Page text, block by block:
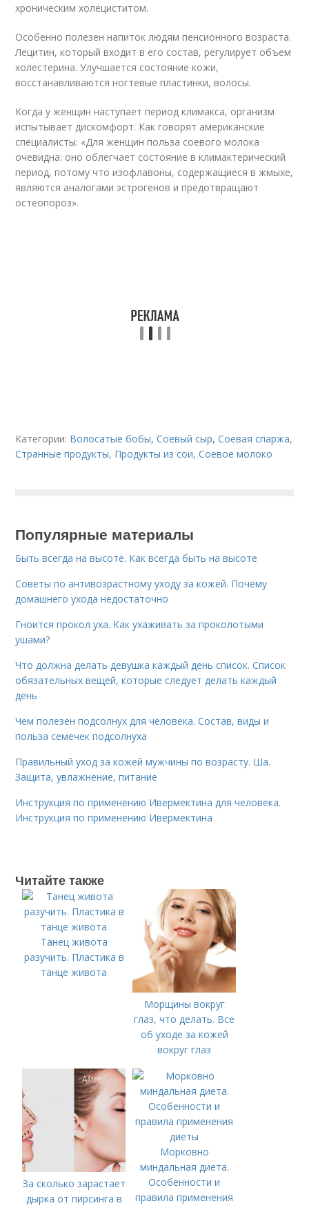
хроническим холециститом.
Особенно полезен напиток людям пенсионного возраста.
Лецитин, который входит в его состав, регулирует объем
холестерина. Улучшается состояние кожи,
восстанавливаются ногтевые пластинки, волосы.
Когда у женщин наступает период климакса, организм
испытывает дискомфорт. Как говорят американские
специалисты: «Для женщин польза соевого молока
очевидна: оно облегчает состояние в климактерический
период, потому что изофлавоны, содержащиеся в жмыхе,
являются аналогами эстрогенов и предотвращают
остеопороз».
Категории: Волосатые бобы,Соевый сыр,Соевая спаржа,
Странные продукты, Продукты из сои,Соевое молоко
Популярные материалы
Быть всегда на высоте. Как всегда быть на высоте
Советы по антивозрастному уходу за кожей. Почему
домашнего ухода недостаточно
Гноится прокол уха. Как ухаживать за проколотыми
ушами?
Что должна делать девушка каждый день список. Список
обязательных вещей, которые следует делать каждый
день
Чем полезен подсолнух для человека. Состав, виды и
польза семечек подсолнуха
Правильный уход за кожей мужчины по возрасту. Ша.
Защита, увлажнение, питание
Инструкция по применению Ивермектина для человека.
Инструкция по применению Ивермектина
Читайте также
Танец живота
разучить. Пластика в
танце живота
Морщины вокруг
глаз, что делать. Все
об уходе за кожей
вокруг глаз
За сколько зарастает
дырка от пирсинга в
Морковно
миндальная диета.
Особенности и
правила применения